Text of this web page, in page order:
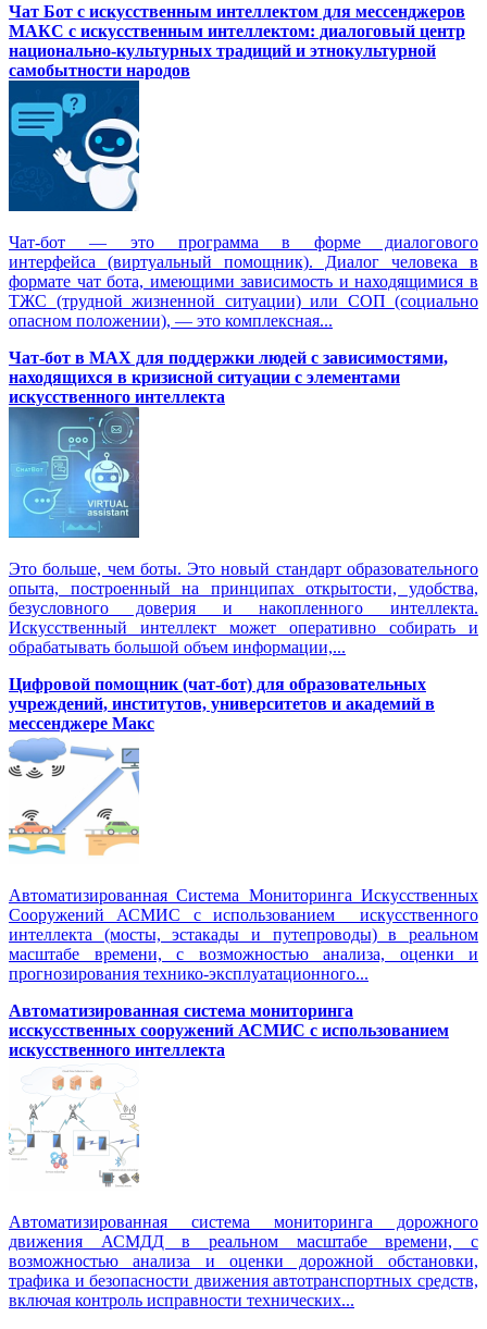
Чат Бот с искусственным интеллектом для мессенджеров
МАКС с искусственным интеллектом: диалоговый центр
национально-культурных традиций и этнокультурной
самобытности народов
Чат-бот — это программа в форме диалогового
интерфейса (виртуальный помощник). Диалог человека в
формате чат бота, имеющими зависимость и находящимися в
ТЖС (трудной жизненной ситуации) или СОП (социально
опасном положении), — это комплексная...
Чат-бот в MAX для поддержки людей с зависимостями,
находящихся в кризисной ситуации с элементами
искусственного интеллекта
Это больше, чем боты. Это новый стандарт образовательного
опыта, построенный на принципах открытости, удобства,
безусловного доверия и накопленного интеллекта.
Искусственный интеллект может оперативно собирать и
обрабатывать большой объем информации,...
Цифровой помощник (чат-бот) для образовательных
учреждений, институтов, университетов и академий в
мессенджере Макс
Автоматизированная Система Мониторинга Искусственных
Сооружений АСМИС с использованием искусственного
интеллекта (мосты, эстакады и путепроводы) в реальном
масштабе времени, с возможностью анализа, оценки и
прогнозирования технико-эксплуатационного...
Автоматизированная система мониторинга
исскусственных сооружений АСМИС с использованием
искусственного интеллекта
Автоматизированная система мониторинга дорожного
движения АСМДД в реальном масштабе времени, с
возможностью анализа и оценки дорожной обстановки,
трафика и безопасности движения автотранспортных средств,
включая контроль исправности технических...